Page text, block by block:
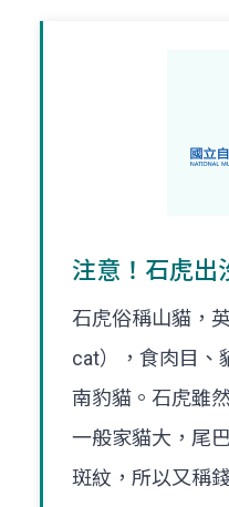
注意！石虎出
石虎俗稱山貓，
cat），食肉目、
南豹貓。石虎雖
一般家貓大，尾
斑紋，所以又稱